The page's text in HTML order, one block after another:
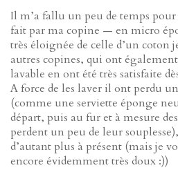
Il m’a fallu un peu de temps
fait par ma copine — en micro
très éloignée de celle d’un coton
autres copines, qui ont
lavable en ont été très satisfaite
A force de les laver il ont perdu
(comme une serviette éponge
départ, puis au fur et à mesure
perdent un peu de leur
d’autant plus à présent (mais je
encore évidemment très doux :))